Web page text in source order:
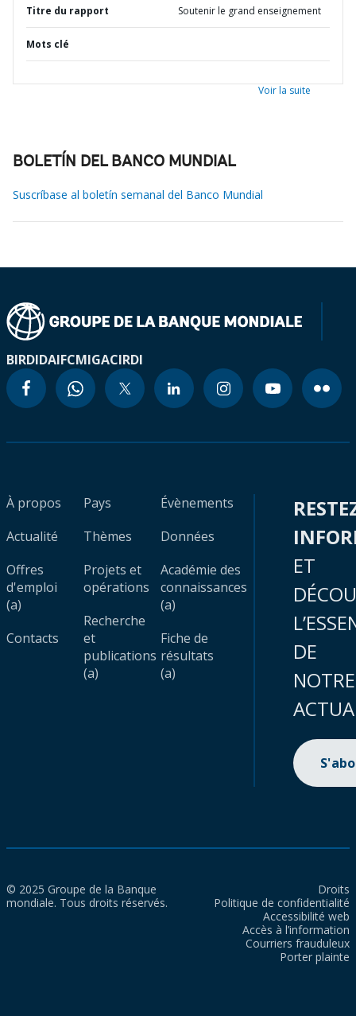
Titre du rapport Soutenir le grand enseignement
Mots clé
Voir la suite
BOLETÍN DEL BANCO MUNDIAL
Suscríbase al boletín semanal del Banco Mundial
BIRDIDAIFCMIGACIRDI
À propos
Actualité
Offres
d'emploi
(a)
Contacts
Pays
Thèmes
Projets et
opérations
Recherche
et
publications
(a)
Évènements
Données
Académie des
connaissances
(a)
Fiche de
résultats
(a)
ET
DE
NOTRE
© 2025 Groupe de la Banque
mondiale. Tous droits réservés.
Droits
Politique de confidentialité
Accessibilité web
Accès à l’information
Courriers frauduleux
Porter plainte